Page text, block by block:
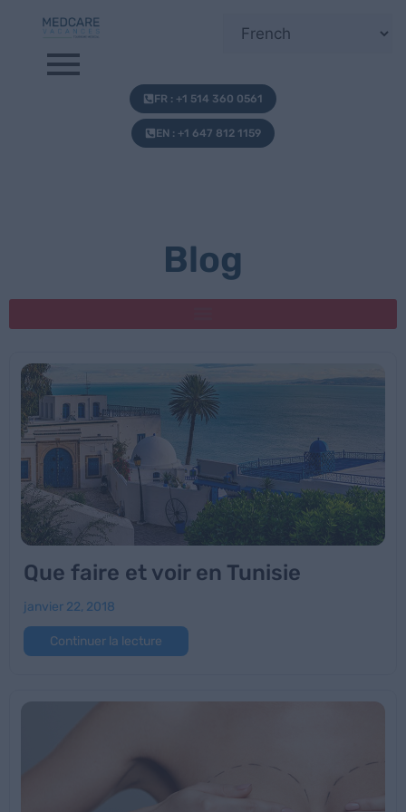
FR : +1 514 360 0561
EN : +1 647 812 1159
Blog
Que faire et voir en Tunisie
janvier 22, 2018
Continuer la lecture